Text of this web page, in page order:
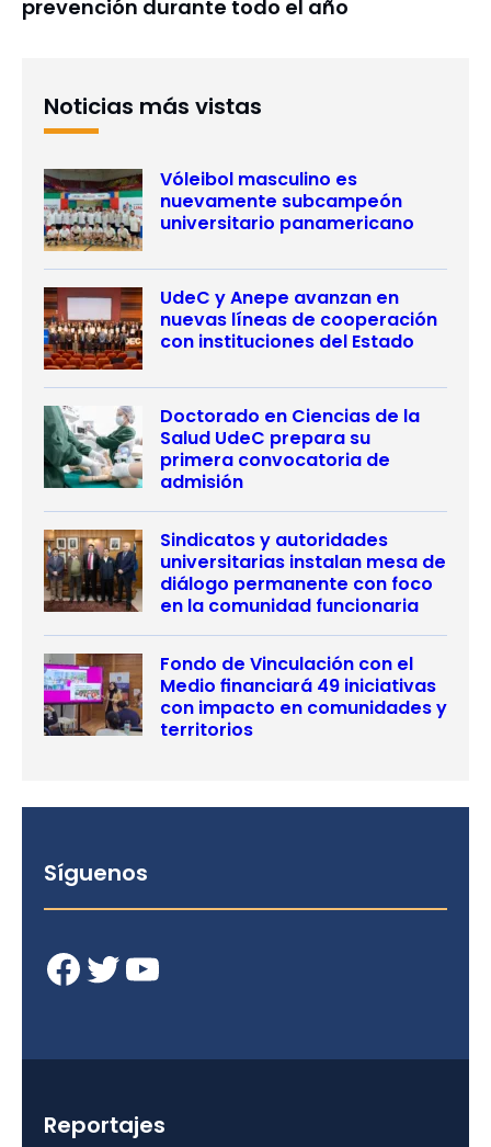
prevención durante todo el año
Noticias más vistas
Vóleibol masculino es
nuevamente subcampeón
universitario panamericano
UdeC y Anepe avanzan en
nuevas líneas de cooperación
con instituciones del Estado
Doctorado en Ciencias de la
Salud UdeC prepara su
primera convocatoria de
admisión
Sindicatos y autoridades
universitarias instalan mesa de
diálogo permanente con foco
en la comunidad funcionaria
Fondo de Vinculación con el
Medio financiará 49 iniciativas
con impacto en comunidades y
territorios
Síguenos
Facebook Twitter YouTube
Reportajes